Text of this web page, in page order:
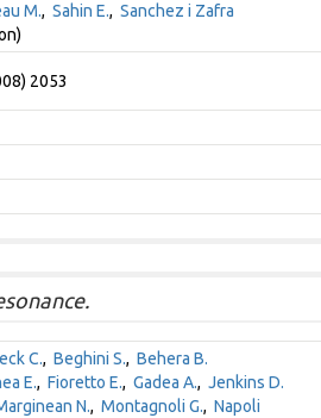
M., Sahin E., Sanchez i Zafra
2053
C., Beghini S., Behera B.
E., Fioretto E., Gadea A., Jenkins D.
N., Montagnoli G., Napoli